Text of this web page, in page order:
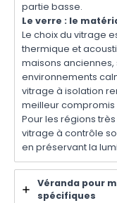
partie basse.
Le verre : le
Le choix du vitrage
thermique et
maisons
environnements
vitrage à isolation
meilleur
Pour les régions
vitrage à contrôle
en préservant la
Véranda pour
spécifiques